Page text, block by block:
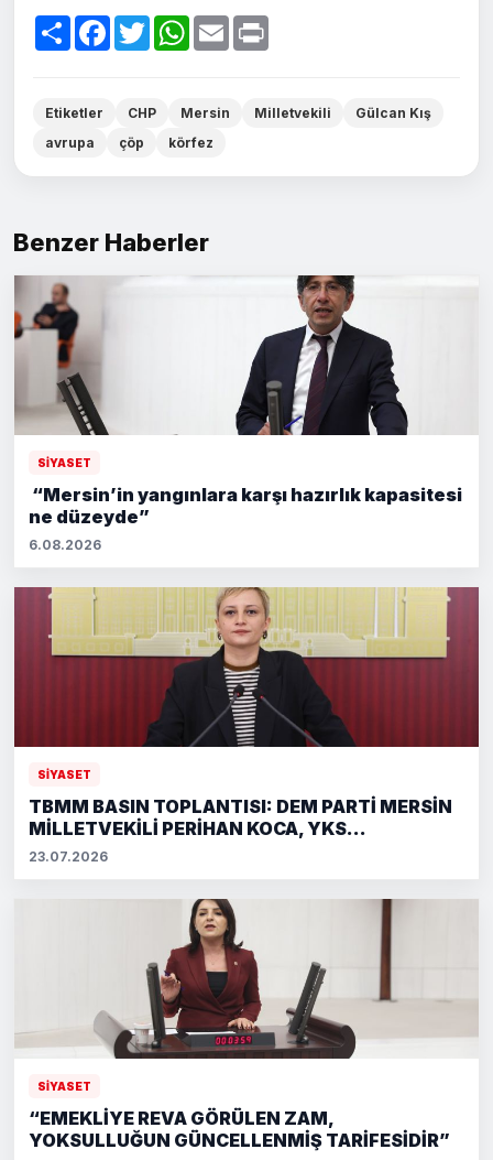
PaylaşFacebook
TwitterWhatsApp
Email
Etiketler CHP Mersin Milletvekili
Gülcan Kış
avrupa
çöp körfez
Benzer Haberler
SİYASET
“Mersin’in yangınlara karşı hazırlık kapasitesi
ne düzeyde”
6.08.2026
SİYASET
TBMM BASIN TOPLANTISI: DEM PARTİ MERSİN
MİLLETVEKİLİ PERİHAN KOCA, YKS...
23.07.2026
SİYASET
“EMEKLİYE REVA GÖRÜLEN ZAM,
YOKSULLUĞUN GÜNCELLENMİŞ TARİFESİDİR”